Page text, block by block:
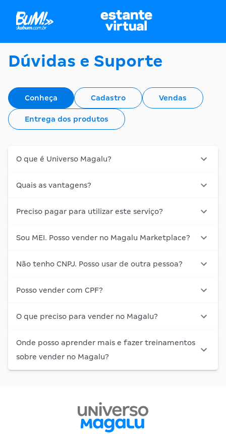
Dúvidas e Suporte
Conheça Cadastro Vendas
Entrega dos produtos
O que é Universo Magalu?
Quais as vantagens?
Preciso pagar para utilizar este serviço?
Sou MEI. Posso vender no Magalu Marketplace?
Não tenho CNPJ. Posso usar de outra pessoa?
Posso vender com CPF?
O que preciso para vender no Magalu?
Onde posso aprender mais e fazer treinamentos
sobre vender no Magalu?